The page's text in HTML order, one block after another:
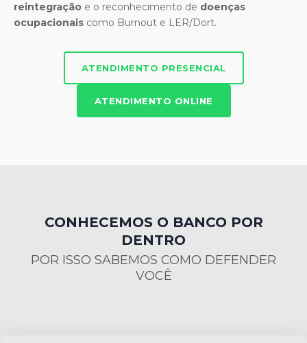
reintegração e o reconhecimento de doenças
ocupacionais como Burnout e LER/Dort.
ATENDIMENTO PRESENCIAL
ATENDIMENTO ONLINE
CONHECEMOS O BANCO POR
DENTRO
POR ISSO SABEMOS COMO DEFENDER
VOCÊ